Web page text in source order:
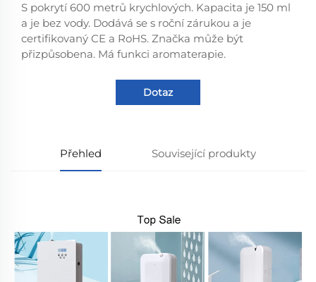
S pokrytí 600 metrů krychlových. Kapacita je 150 ml
a je bez vody. Dodává se s roční zárukou a je
certifikovaný CE a RoHS. Značka může být
přizpůsobena. Má funkci aromaterapie.
Dotaz
Přehled Související produkty